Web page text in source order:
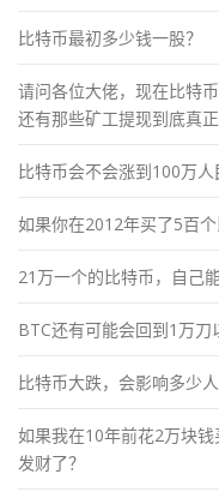
比特币最初多少钱一股？
请问各位大佬，现在比特
还有那些矿工提现到底真正
比特币会不会涨到100万人
如果你在2012年买了5百
21万一个的比特币，自己
BTC还有可能会回到1万刀
比特币大跌，会影响多少人
如果我在10年前花2万块
发财了？